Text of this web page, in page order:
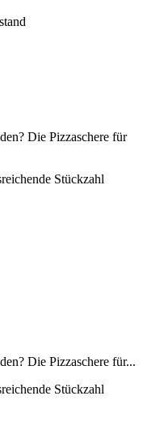
Die Pizzaschere für
Stückzahl
Die Pizzaschere für...
Stückzahl